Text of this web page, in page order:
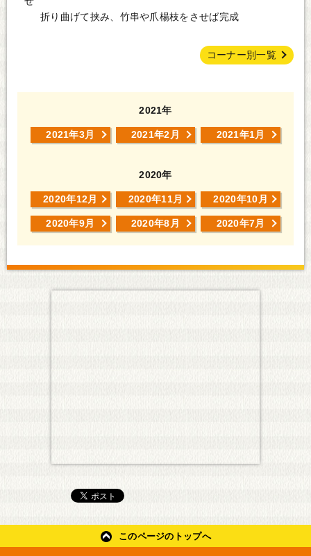
折り曲げて挟み、竹串や爪楊枝をさせば完成
コーナー別一覧
2021年
2021年3月 2021年2月 2021年1月
2020年
2020年12月 2020年11月 2020年10月
2020年9月 2020年8月 2020年7月
このページのトップへ